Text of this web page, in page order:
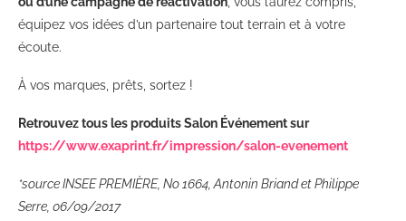
équipez vos idées d’un partenaire tout terrain et à votre
écoute.
À vos marques, prêts, sortez !
Retrouvez tous les produits Salon Événement sur
https://www.exaprint.fr/impression/salon-evenement
*source INSEE PREMIÈRE, No 1664, Antonin Briand et Philippe
Serre, 06/09/2017